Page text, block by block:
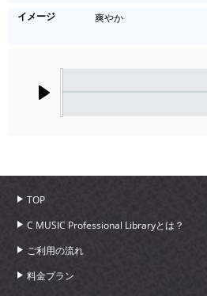
イメージ
爽やか
TOP
C MUSIC Professional Libraryとは？
ご利用の流れ
料金プラン